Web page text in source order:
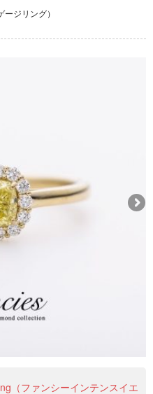
ジリング）
（ファンシーインテンスイエ